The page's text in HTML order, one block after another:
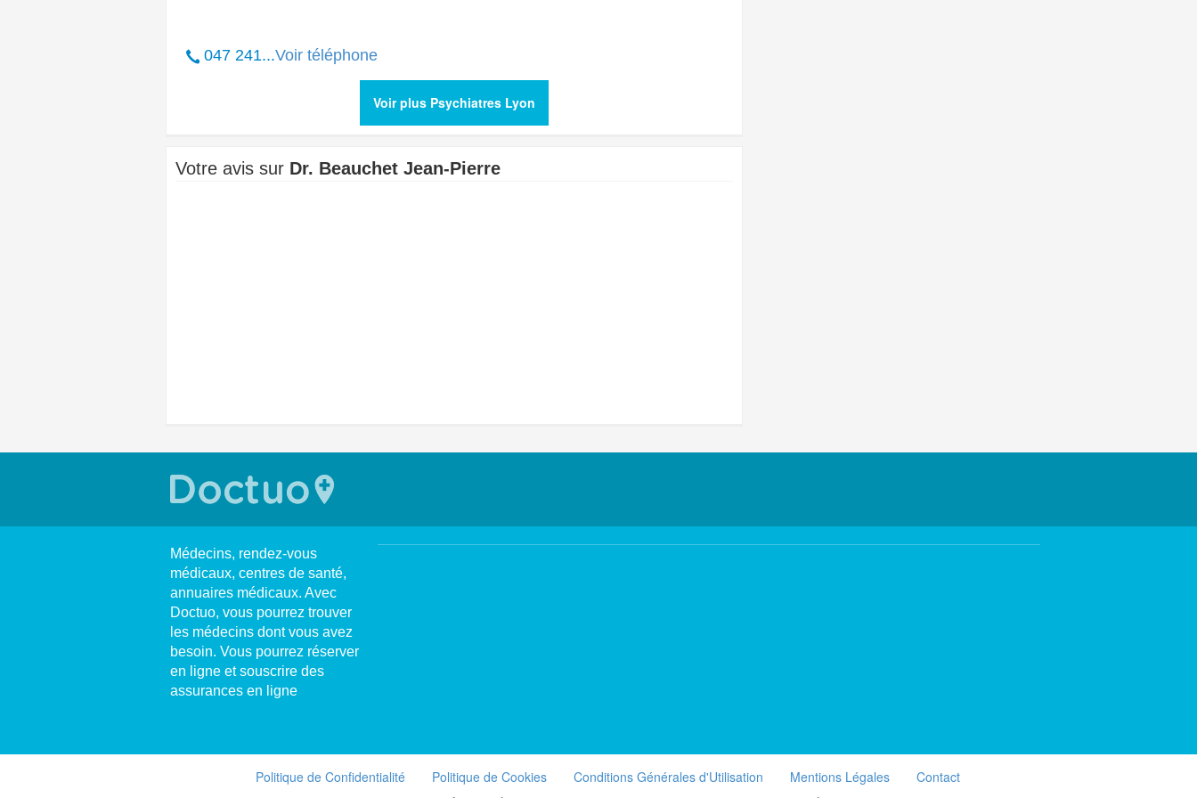
047 241...Voir téléphone
Voir plus Psychiatres Lyon
Votre avis sur Dr. Beauchet Jean-Pierre
Médecins, rendez-vous
médicaux, centres de santé,
annuaires médicaux. Avec
Doctuo, vous pourrez trouver
les médecins dont vous avez
besoin. Vous pourrez réserver
en ligne et souscrire des
assurances en ligne
Politique de Confidentialité Politique de Cookies Conditions Générales d'Utilisation Mentions Légales Contact